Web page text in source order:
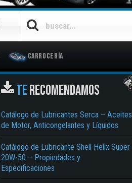
Carrocería
TERECOMENDAMOS
Catálogo de Lubricantes Serca – Aceites
de Motor, Anticongelantes y Líquidos
Catálogo de Lubricante Shell Helix Super
20W-50 – Propiedades y
Especificaciones